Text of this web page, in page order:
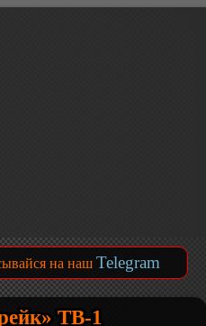
на наш Telegram
ТВ-1